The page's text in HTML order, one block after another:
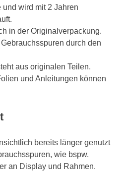
wird mit 2 Jahren
in der Originalverpackung.
durch den
aus originalen Teilen.
und Anleitungen können
bereits länger genutzt
wie bspw.
an Display und Rahmen.